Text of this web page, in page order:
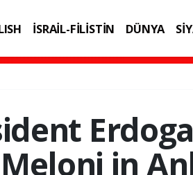
İSRAİL-FİLİSTİN DÜNYA
Meloni in